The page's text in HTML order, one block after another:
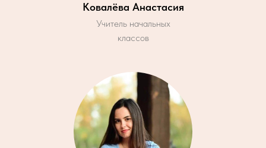
Ковалёва Анастасия
Учитель начальных
классов